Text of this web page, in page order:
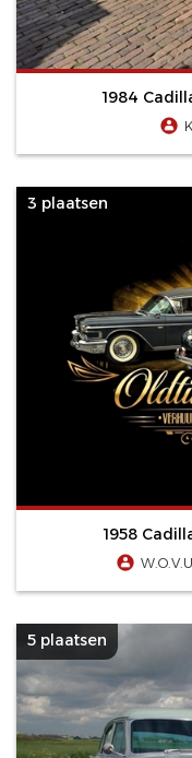
1984
3 plaatsen
1958
5 plaatsen